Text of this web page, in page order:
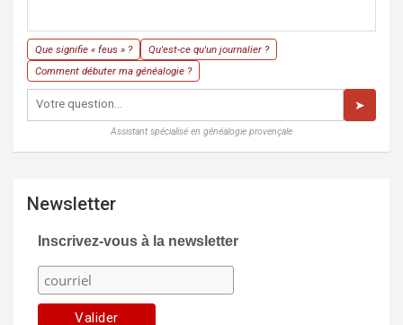
Que signifie « feus » ?
Qu'est-ce qu'un journalier ?
Comment débuter ma généalogie ?
➤
Assistant spécialisé en généalogie provençale
Newsletter
Inscrivez-vous à la newsletter